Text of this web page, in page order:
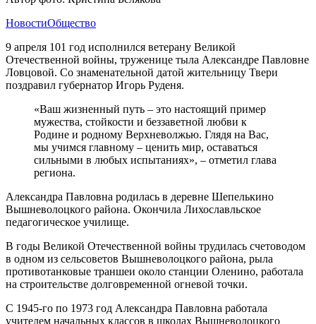
НовостиОбщество
9 апреля 101 год исполнился ветерану Великой
Отечественной войны, труженице тыла Александре Павловне
Ловцовой. Со знаменательной датой жительницу Твери
поздравил губернатор Игорь Руденя.
«Ваш жизненный путь – это настоящий пример
мужества, стойкости и беззаветной любви к
Родине и родному Верхневолжью. Глядя на Вас,
мы учимся главному – ценить мир, оставаться
сильными в любых испытаниях», – отметил глава
региона.
Александра Павловна родилась в деревне Шепелькино
Вышневолоцкого района. Окончила Лихославльское
педагогическое училище.
В годы Великой Отечественной войны трудилась счетоводом
в одном из сельсоветов Вышневолоцкого района, рыла
противотанковые траншеи около станции Оленино, работала
на строительстве долговременной огневой точки.
С 1945-го по 1973 год Александра Павловна работала
учителем начальных классов в школах Вышневолоцкого